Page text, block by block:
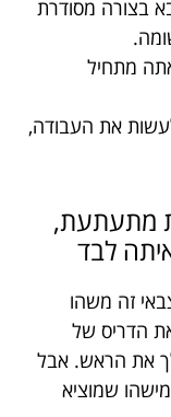
בצורה מסודרת
מתחיל
את העבודה,
מתעתעת,
לבד
זה משהו
הדריס של
את הראש. אבל
שמוציא